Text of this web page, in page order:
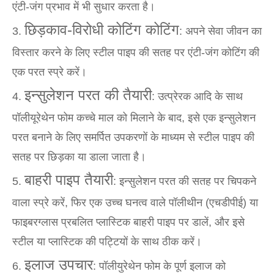
एंटी-जंग प्रभाव में भी सुधार करता है।
3. छिड़काव-विरोधी कोटिंग कोटिंग: अपने सेवा जीवन का
विस्तार करने के लिए स्टील पाइप की सतह पर एंटी-जंग कोटिंग की
एक परत स्प्रे करें।
4. इन्सुलेशन परत की तैयारी: उत्प्रेरक आदि के साथ
पॉलीयूरेथेन फोम कच्चे माल को मिलाने के बाद, इसे एक इन्सुलेशन
परत बनाने के लिए समर्पित उपकरणों के माध्यम से स्टील पाइप की
सतह पर छिड़का या डाला जाता है।
5. बाहरी पाइप तैयारी: इन्सुलेशन परत की सतह पर चिपकने
वाला स्प्रे करें, फिर एक उच्च घनत्व वाले पॉलीथीन (एचडीपीई) या
फाइबरग्लास प्रबलित प्लास्टिक बाहरी पाइप पर डालें, और इसे
स्टील या प्लास्टिक की पट्टियों के साथ ठीक करें।
6. इलाज उपचार: पॉलीयुरेथेन फोम के पूर्ण इलाज को